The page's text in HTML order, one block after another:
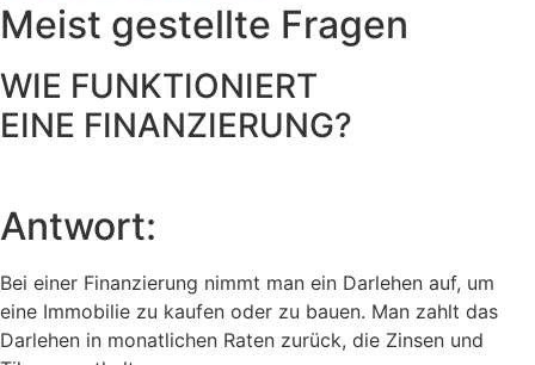
Meist gestellte Fragen
WIE FUNKTIONIERT
EINE FINANZIERUNG?
Antwort:
Bei einer Finanzierung nimmt man ein Darlehen auf, um
eine Immobilie zu kaufen oder zu bauen. Man zahlt das
Darlehen in monatlichen Raten zurück, die Zinsen und